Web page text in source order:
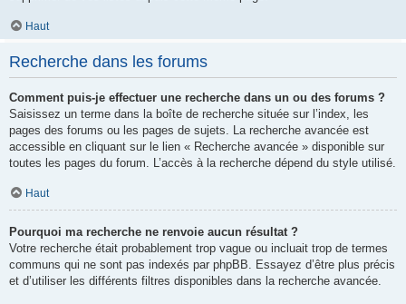
Haut
Recherche dans les forums
Comment puis-je effectuer une recherche dans un ou des forums ?
Saisissez un terme dans la boîte de recherche située sur l’index, les
pages des forums ou les pages de sujets. La recherche avancée est
accessible en cliquant sur le lien « Recherche avancée » disponible sur
toutes les pages du forum. L’accès à la recherche dépend du style utilisé.
Haut
Pourquoi ma recherche ne renvoie aucun résultat ?
Votre recherche était probablement trop vague ou incluait trop de termes
communs qui ne sont pas indexés par phpBB. Essayez d’être plus précis
et d’utiliser les différents filtres disponibles dans la recherche avancée.